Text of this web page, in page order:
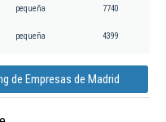
pequeña 7740
pequeña 4399
de Empresas de Madrid